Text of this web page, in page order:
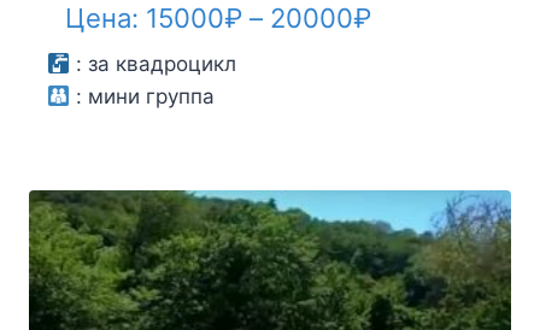
Цена: 15000₽ – 20000₽Диапазон
20000₽
: за квадроцикл
: мини группа